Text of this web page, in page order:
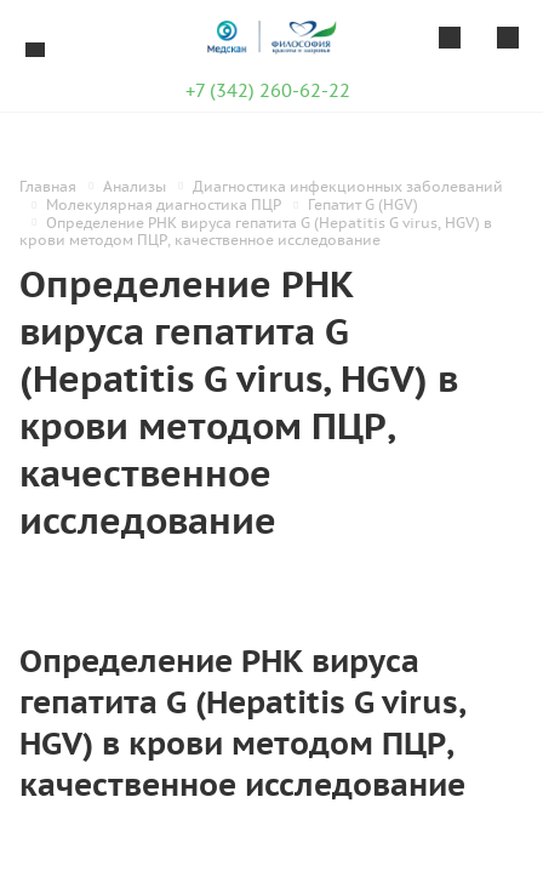
+7 (342) 260-62-22
Главная Анализы
Диагностика инфекционных заболеваний
Молекулярная диагностика ПЦР
Гепатит G (HGV)
Определение РНК вируса гепатита G (Hepatitis G virus, HGV) в
крови методом ПЦР, качественное исследование
Определение РНК
вируса гепатита G
(Hepatitis G virus, HGV) в
крови методом ПЦР,
качественное
исследование
Определение РНК вируса
гепатита G (Hepatitis G virus,
HGV) в крови методом ПЦР,
качественное исследование